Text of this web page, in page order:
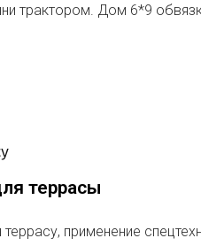
трактором. Дом 6*9
террасы
применение